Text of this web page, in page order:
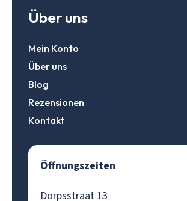
Über uns
Mein Konto
Über uns
Blog
Rezensionen
Kontakt
Öffnungszeiten
Dorpsstraat 13